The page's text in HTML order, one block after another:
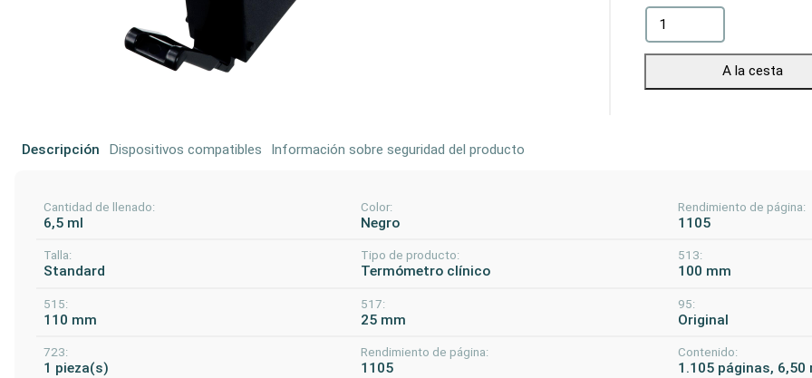
A la cesta
Descripción Dispositivos compatibles Información sobre seguridad del producto
Cantidad de llenado:
6,5 ml
Color:
Negro
Rendimiento de página:
1105
Talla:
Standard
Tipo de producto:
Termómetro clínico
513:
100 mm
515:
110 mm
517:
25 mm
95:
Original
723:
1 pieza(s)
Rendimiento de página:
1105
Contenido:
1.105 páginas, 6,50